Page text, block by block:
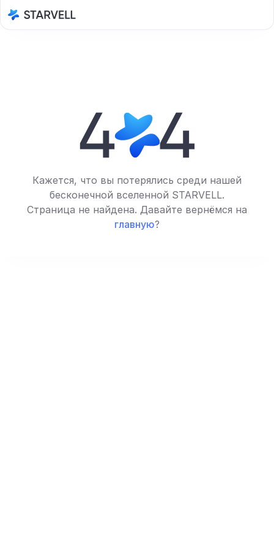
Кажется, что вы потерялись среди нашей
бесконечной вселенной STARVELL.
Страница не найдена. Давайте вернёмся на
главную?